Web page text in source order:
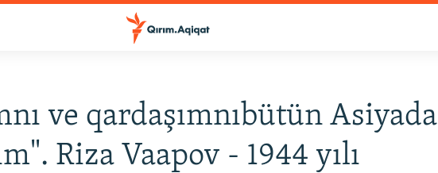
ve qardaşımnıbütün Asiyada
Riza Vaapov - 1944 yılı